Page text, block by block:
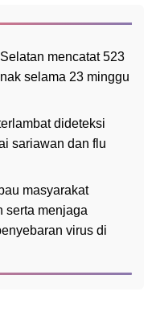
mencatat 523
selama 23 minggu
dideteksi
sariawan dan flu
masyarakat
serta menjaga
virus di